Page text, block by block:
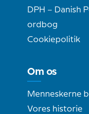
DPH – Danish
ordbog
Cookiepolitik
Om os
Menneskerne
Vores historie